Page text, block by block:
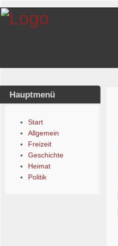
Hauptmenü
Start
Allgemein
Freizeit
Geschichte
Heimat
Politik